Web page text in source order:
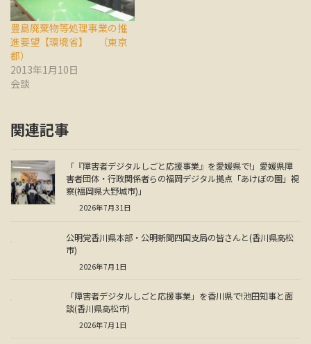
豊島廃棄物等処理事業の推
進要望【環境省】 （東京
都）
2013年1月10日
会談
関連記事
「『障害者デジタルしごと応援事業』を愛媛県で!」愛媛県障
害者団体・行政関係者らの福岡デジタル拠点「あけぼの園」視
察(福岡県大野城市)」
2026年7月31日
公明党香川県本部・公明新聞四国支局の皆さんと(香川県高松
市)
2026年7月1日
「障害者デジタルしごと応援事業」を香川県で!池田知事と面
談(香川県高松市)
2026年7月1日